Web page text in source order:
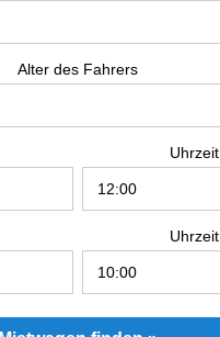
Alter des Fahrers
Uhrzeit
Uhrzeit